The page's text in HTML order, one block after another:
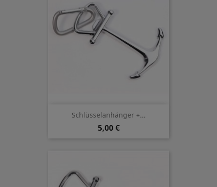
Schlüsselanhänger +...
5,00 €